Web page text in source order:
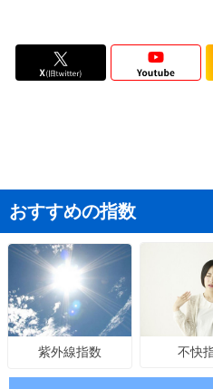
おすすめの指数
紫外線指数 不快